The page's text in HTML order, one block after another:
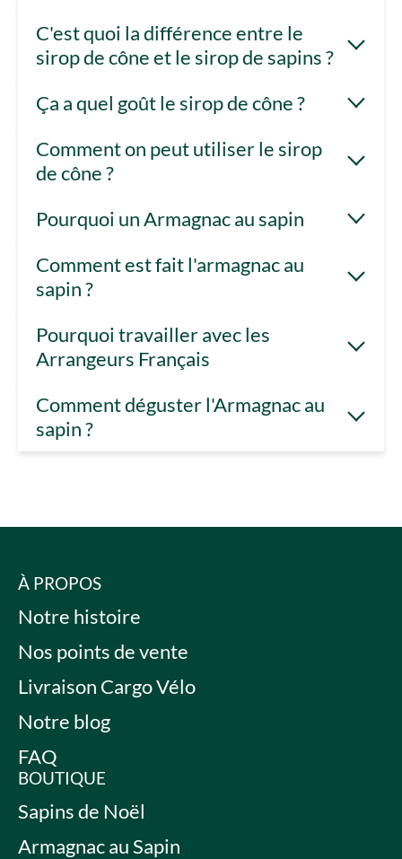
C'est quoi la différence entre le
sirop de cône et le sirop de sapins ?
Ça a quel goût le sirop de cône ?
Comment on peut utiliser le sirop
de cône ?
Pourquoi un Armagnac au sapin
Comment est fait l'armagnac au
sapin ?
Pourquoi travailler avec les
Arrangeurs Français
Comment déguster l'Armagnac au
sapin ?
À PROPOS
Notre histoire
Nos points de vente
Livraison Cargo Vélo
Notre blog
FAQ
BOUTIQUE
Sapins de Noël
Armagnac au Sapin